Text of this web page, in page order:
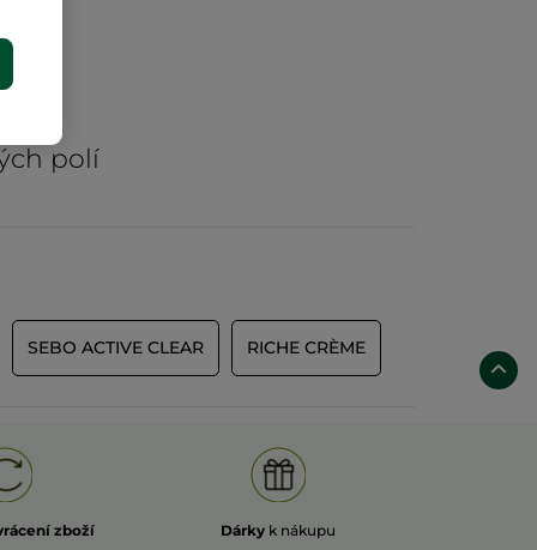
polí
SEBO ACTIVE CLEAR RICHE CRÈME
zboží Dárky k nákupu